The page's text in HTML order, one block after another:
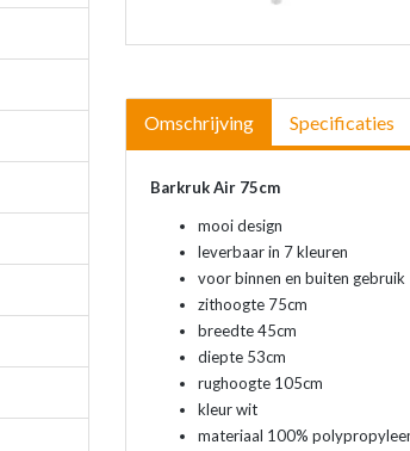
Omschrijving Specificaties
Barkruk Air 75cm
mooi design
leverbaar in 7 kleuren
voor binnen en buiten gebruik
zithoogte 75cm
breedte 45cm
diepte 53cm
rughoogte 105cm
kleur wit
materiaal 100%